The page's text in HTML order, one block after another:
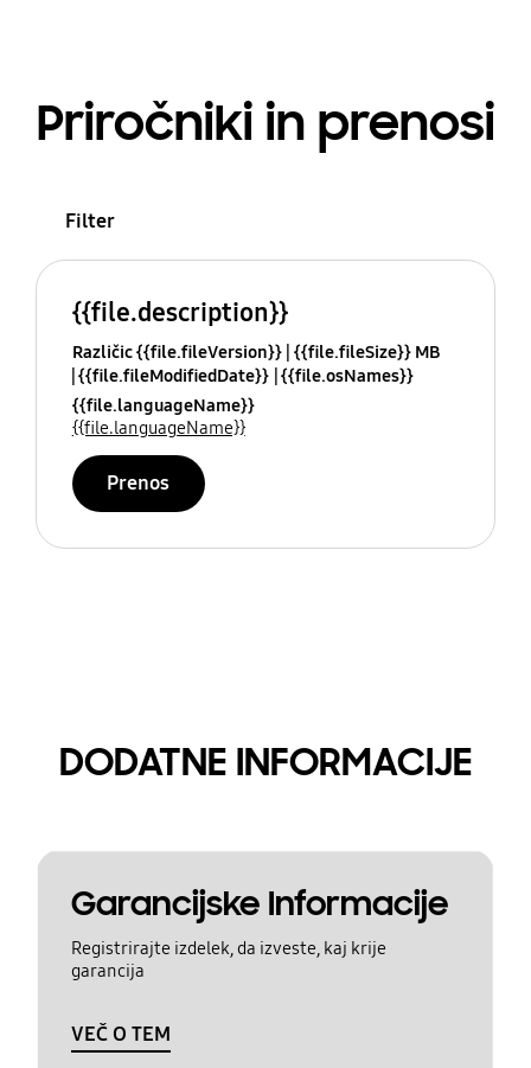
Priročniki in prenosi
Filter
{{file.description}}
Različic {{file.fileVersion}} {{file.fileSize}} MB
{{file.fileModifiedDate}} {{file.osNames}}
{{file.languageName}}
{{file.languageName}}
Prenos
DODATNE INFORMACIJE
Garancijske Informacije
Registrirajte izdelek, da izveste, kaj krije
garancija
VEČ O TEM